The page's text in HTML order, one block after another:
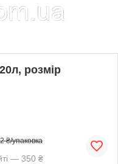
розмір
₴/упаковка
— 350 ₴